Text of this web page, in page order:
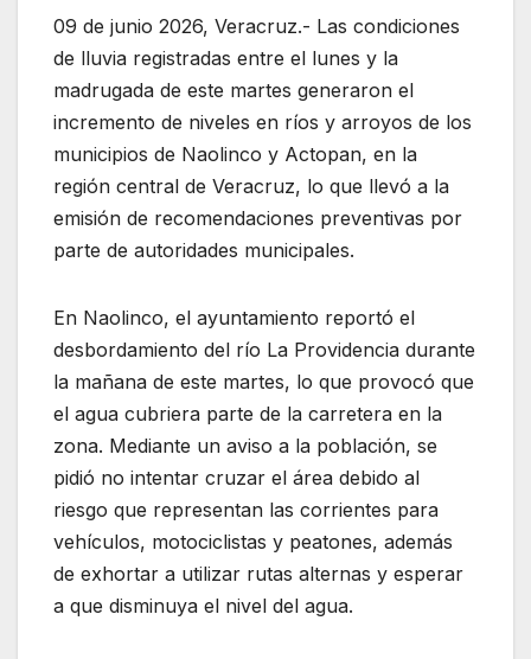
09 de junio 2026, Veracruz.- Las condiciones
de lluvia registradas entre el lunes y la
madrugada de este martes generaron el
incremento de niveles en ríos y arroyos de los
municipios de Naolinco y Actopan, en la
región central de Veracruz, lo que llevó a la
emisión de recomendaciones preventivas por
parte de autoridades municipales.
En Naolinco, el ayuntamiento reportó el
desbordamiento del río La Providencia durante
la mañana de este martes, lo que provocó que
el agua cubriera parte de la carretera en la
zona. Mediante un aviso a la población, se
pidió no intentar cruzar el área debido al
riesgo que representan las corrientes para
vehículos, motociclistas y peatones, además
de exhortar a utilizar rutas alternas y esperar
a que disminuya el nivel del agua.